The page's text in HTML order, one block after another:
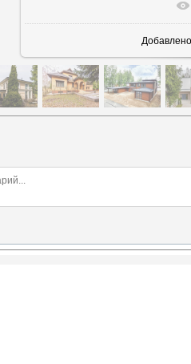
В
Добавлено